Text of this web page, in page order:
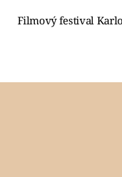
Filmový festival